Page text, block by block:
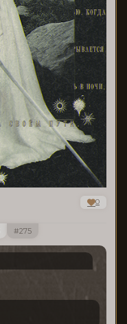
0
275